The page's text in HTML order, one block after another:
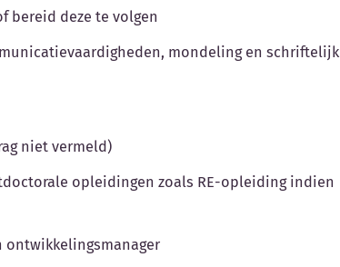
bereid deze te volgen
mondeling en schriftelijk
niet vermeld)
opleidingen zoals RE-opleiding indien
ontwikkelingsmanager